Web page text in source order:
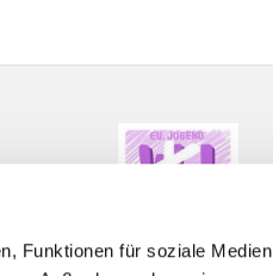
Funktionen für soziale Medien